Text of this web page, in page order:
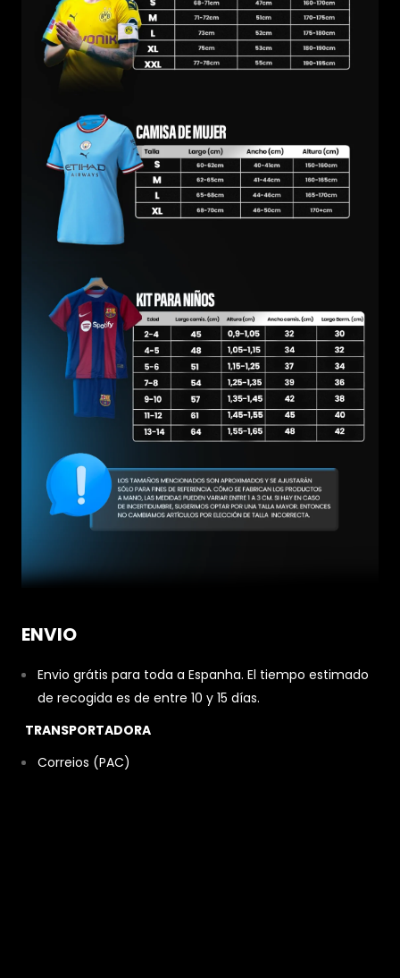
ENVIO
Envio grátis para toda a Espanha. El tiempo estimado
de recogida es de entre 10 y 15 días.
TRANSPORTADORA
Correios (PAC)